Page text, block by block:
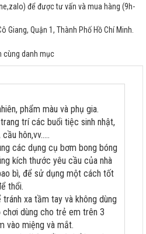
để được tư vấn và mua hàng (9h-
Quận 1, Thành Phố Hồ Chí Minh.
cùng danh mục
phẩm màu và phụ gia.
trí các buổi tiệc sinh nhật,
hôn,vv.....
các dụng cụ bơm bong bóng
kích thước yêu cầu của nhà
bì, để sử dụng một cách tốt
thổi.
tránh xa tầm tay và không dùng
dùng cho trẻ em trên 3
vào miệng và mắt.